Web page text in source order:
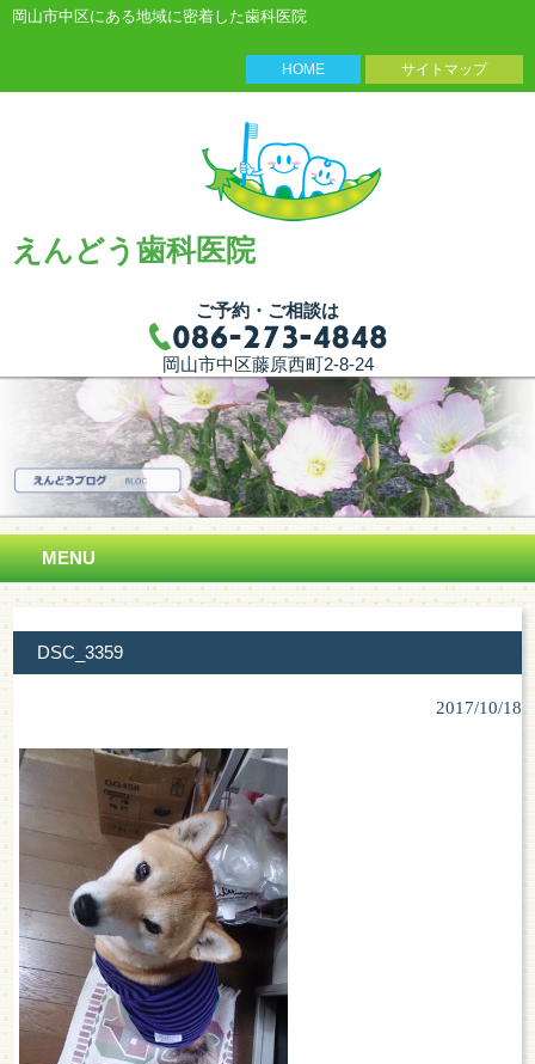
岡山市中区にある地域に密着した歯科医院
HOME サイトマップ
えんどう歯科医院
ご予約・ご相談は
岡山市中区藤原西町2-8-24
MENU
DSC_3359
2017/10/18